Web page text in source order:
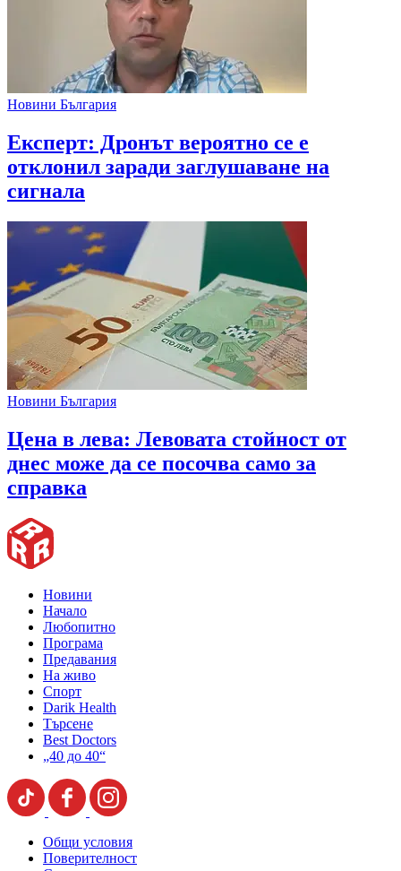
Новини България
Експерт: Дронът вероятно се е
отклонил заради заглушаване на
сигнала
Новини България
Цена в лева: Левовата стойност от
днес може да се посочва само за
справка
Новини
Начало
Любопитно
Програма
Предавания
На живо
Спорт
Darik Health
Търсене
Best Doctors
„40 до 40“
Общи условия
Поверителност